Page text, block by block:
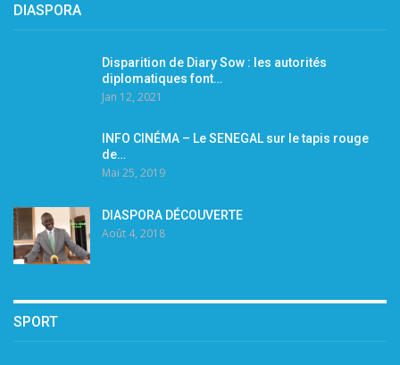
DIASPORA
Disparition de Diary Sow : les autorités
diplomatiques font…
Jan 12, 2021
INFO CINÉMA – Le SENEGAL sur le tapis rouge
de…
Mai 25, 2019
DIASPORA DÉCOUVERTE
Août 4, 2018
SPORT